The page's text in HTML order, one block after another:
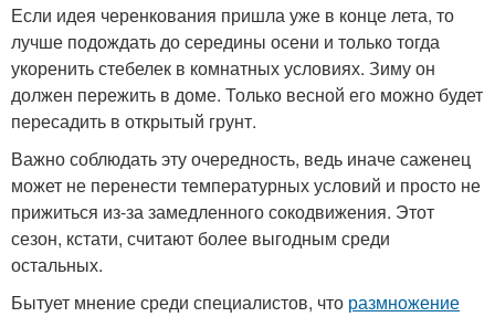
Если идея черенкования пришла уже в конце лета, то
лучше подождать до середины осени и только тогда
укоренить стебелек в комнатных условиях. Зиму он
должен пережить в доме. Только весной его можно будет
пересадить в открытый грунт.
Важно соблюдать эту очередность, ведь иначе саженец
может не перенести температурных условий и просто не
прижиться из-за замедленного сокодвижения. Этот
сезон, кстати, считают более выгодным среди
остальных.
Бытует мнение среди специалистов, что размножение